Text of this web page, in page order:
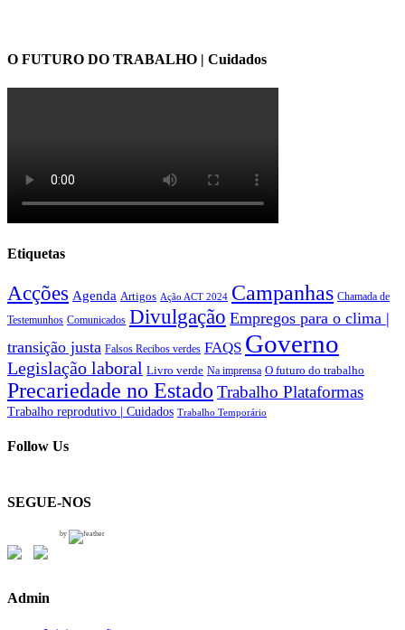
O FUTURO DO TRABALHO | Cuidados
Etiquetas
Acções Agenda Artigos Ação ACT 2024 Campanhas Chamada de
Testemunhos Comunicados Divulgação Empregos para o clima |
transição justa Falsos Recibos verdes FAQS Governo
Legislação laboral Livro verde Na imprensa O futuro do trabalho
Precariedade no Estado Trabalho Plataformas
Trabalho reprodutivo | Cuidados Trabalho Temporário
Follow Us
SEGUE-NOS
by
Admin